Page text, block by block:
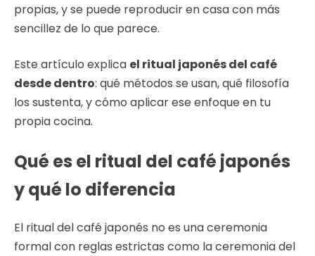
propias, y se puede reproducir en casa con más
sencillez de lo que parece.
Este artículo explica el ritual japonés del café
desde dentro: qué métodos se usan, qué filosofía
los sustenta, y cómo aplicar ese enfoque en tu
propia cocina.
Qué es el ritual del café japonés
y qué lo diferencia
El ritual del café japonés no es una ceremonia
formal con reglas estrictas como la ceremonia del